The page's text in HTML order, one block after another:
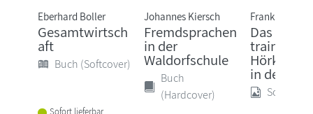
Eberhard Boller
Gesamtwirtsch
aft
Buch (Softcover)
Johannes Kiersch
Fremdsprachen
in der
Waldorfschule
Buch
(Hardcover)
Frank Reza
Das Hören
trainieren
in den ...
Sonstige